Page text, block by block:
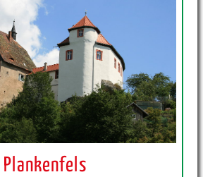
Plankenfels